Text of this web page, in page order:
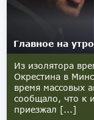
Главное на
Из изолятора
Окрестина в
время массовых
сообщало, что к
приезжал [...]